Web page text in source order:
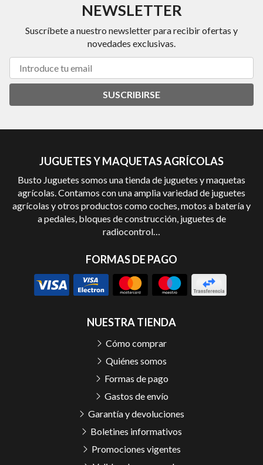
NEWSLETTER
Suscríbete a nuestro newsletter para recibir ofertas y
novedades exclusivas.
SUSCRIBIRSE
JUGUETES Y MAQUETAS AGRÍCOLAS
Busto Juguetes somos una tienda de juguetes y maquetas
agrícolas. Contamos con una amplia variedad de juguetes
agrícolas y otros productos como coches, motos a batería y
a pedales, bloques de construcción, juguetes de
radiocontrol…
FORMAS DE PAGO
NUESTRA TIENDA
Cómo comprar
Quiénes somos
Formas de pago
Gastos de envío
Garantía y devoluciones
Boletines informativos
Promociones vigentes